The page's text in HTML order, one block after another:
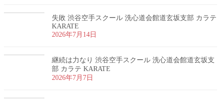
失敗 渋谷空手スクール 洗心道会館道玄坂支部 カラテ
KARATE
2026年7月14日
継続は力なり 渋谷空手スクール 洗心道会館道玄坂支
部 カラテ KARATE
2026年7月7日